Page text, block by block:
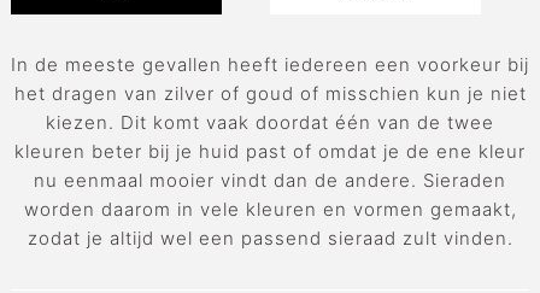
In de meeste gevallen heeft iedereen een voorkeur bij
het dragen van zilver of goud of misschien kun je niet
kiezen. Dit komt vaak doordat één van de twee
kleuren beter bij je huid past of omdat je de ene kleur
nu eenmaal mooier vindt dan de andere. Sieraden
worden daarom in vele kleuren en vormen gemaakt,
zodat je altijd wel een passend sieraad zult vinden.